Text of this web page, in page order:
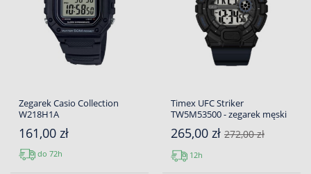
Zegarek Casio Collection
W218H1A
161,00 zł
do 72h
Timex UFC Striker
TW5M53500 - zegarek męski
265,00 zł 272,00 zł
12h